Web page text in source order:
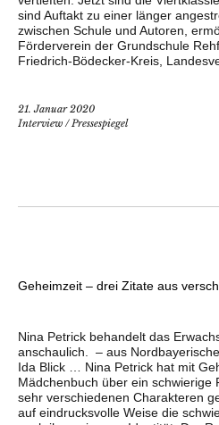
sind Auftakt zu einer länger
zwischen Schule und Autoren,
Förderverein der Grundschule
Friedrich-Bödecker-Kreis,
21. Januar 2020
Interview /Pressespiegel
Geheimzeit – drei Zitate aus
Nina Petrick behandelt das
anschaulich. – aus
Ida Blick … Nina Petrick hat mit
Mädchenbuch über ein schwierige
sehr verschiedenen Charakteren
auf eindrucksvolle Weise die